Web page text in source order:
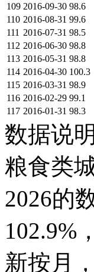
109 2016-09-30 98.6
110 2016-08-31 99.6
111 2016-07-31 98.5
112 2016-06-30 98.8
113 2016-05-31 98.8
114 2016-04-30 100.3
115 2016-03-31 98.9
116 2016-02-29 99.1
117 2016-01-31 98.3
数据说明
粮食类
2026的
102.9%
新按月